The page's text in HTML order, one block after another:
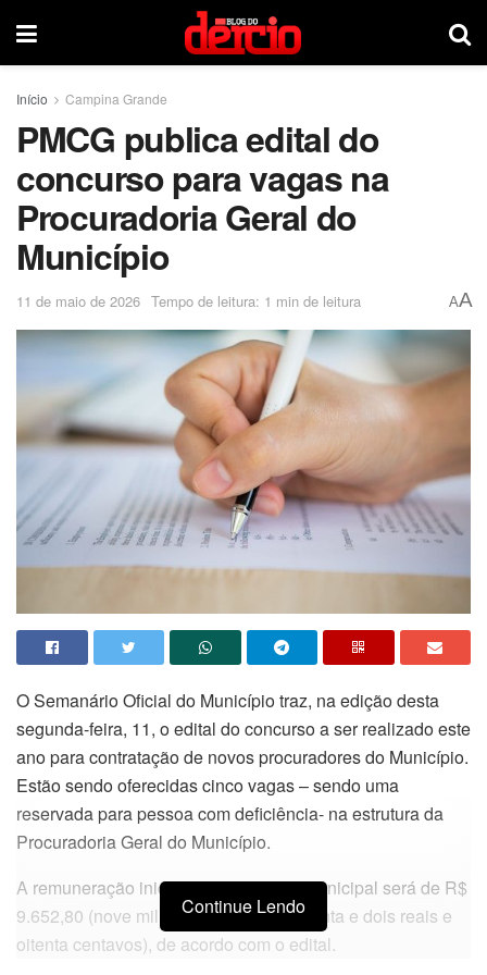
Início Campina Grande
PMCG publica edital do
concurso para vagas na
Procuradoria Geral do
Município
11 de maio de 2026 Tempo de leitura: 1 min de leitura AA
O Semanário Oficial do Município traz, na edição desta
segunda-feira, 11, o edital do concurso a ser realizado este
ano para contratação de novos procuradores do Município.
Estão sendo oferecidas cinco vagas – sendo uma
reservada para pessoa com deficiência- na estrutura da
Procuradoria Geral do Município.
A remuneração inicial de Procurador Municipal será de R$
9.652,80 (nove mil, seiscentos e cinquenta e dois reais e
oitenta centavos), de acordo com o edital.
Continue Lendo